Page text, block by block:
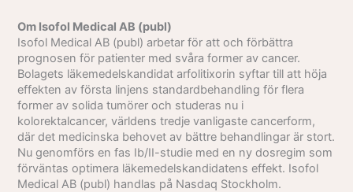
Om Isofol Medical AB (publ)
Isofol Medical AB (publ) arbetar för att och förbättra
prognosen för patienter med svåra former av cancer.
Bolagets läkemedelskandidat arfolitixorin syftar till att höja
effekten av första linjens standardbehandling för flera
former av solida tumörer och studeras nu i
kolorektalcancer, världens tredje vanligaste cancerform,
där det medicinska behovet av bättre behandlingar är stort.
Nu genomförs en fas Ib/II-studie med en ny dosregim som
förväntas optimera läkemedelskandidatens effekt. Isofol
Medical AB (publ) handlas på Nasdaq Stockholm.